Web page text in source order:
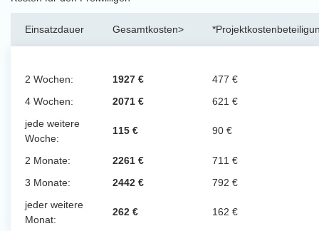
Einsatzdauer Gesamtkosten>
2 Wochen: 1927 €
477 €
4 Wochen:
2071 €
621 €
jede weitere
Woche:
115 € 90 €
2 Monate: 2261 €
711 €
3 Monate:
2442 €
792 €
jeder weitere
Monat:
262 € 162 €